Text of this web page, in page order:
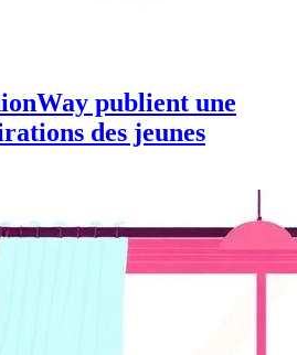
publient une
des jeunes